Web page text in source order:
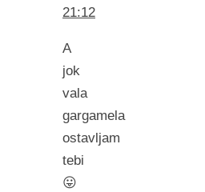
21:12
A
jok
vala
gargamela
ostavljam
tebi
😛